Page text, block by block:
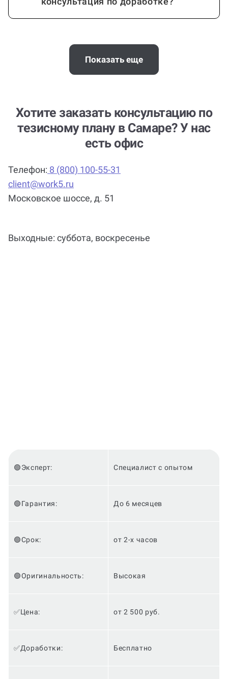
Когда и как нужно оплачивать
Показать еще
Хотите заказать консультацию по
тезисному плану в Самаре? У нас
есть офис
Телефон: 8 (800) 100-55-31
client@work5.ru
Московское шоссе, д. 51
Выходные: суббота, воскресенье
🟢Эксперт: Специалист с опытом
🟢Гарантия: До 6 месяцев
🟢Срок: от 2-х часов
🟢Оригинальность: Высокая
✅Цена: от 2 500 руб.
✅Доработки: Бесплатно